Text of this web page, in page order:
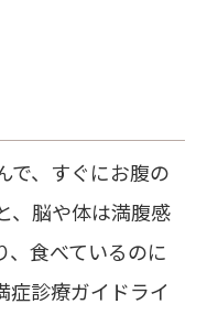
で、すぐにお腹の
、脳や体は満腹感
、食べているのに
症診療ガイドライ